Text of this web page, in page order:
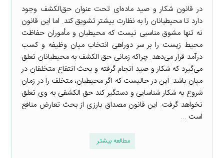
در قانون شکار و صید ماده‌ای تحت عنوان حق‌الکشف وجود
دارد تا محیطبانان را به نظارت بیشتر تشویق کند. اما این قانون
نه تنها مشوق مناسبی نیست که محیطبان و مأموران حفاظت
محیط زیست را بر سر دوراهی انتخاب میان وظیفه و کسب
درآمد قرار می‌دهد. چراکه زمانی حق الکشف به محیطبانان تعلق
می‌گیرد که شکار و صید انجام گرفته و بحث انتفاع متخلفان در
میان باشد. این در حالیست که اگر محیطبان، متخلف را در زمان
شروع به شکار شناسایی و دستگیر کند حق الکشفی به وی تعلق
نخواهد گرفت. این قانون مصداق بارزی از بحث تعارض منافع
است ...
مطالعه بیشتر